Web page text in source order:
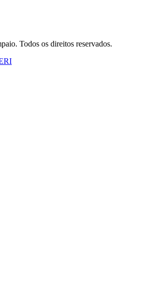
Todos os direitos reservados.